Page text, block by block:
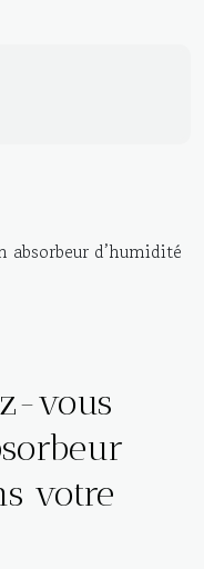
absorbeur d’humidité
vous
votre